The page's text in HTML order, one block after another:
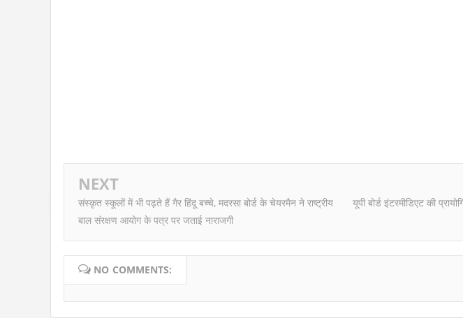
NEXT
संस्कृत स्कूलों में भी पढ़ते हैं गैर हिंदू बच्चे, मदरसा बोर्ड के चेयरमैन ने राष्ट्रीय
बाल संरक्षण आयोग के पत्र पर जताई नाराजगी
यूपी बोर्ड इंटरमीडिएट की
NO COMMENTS: